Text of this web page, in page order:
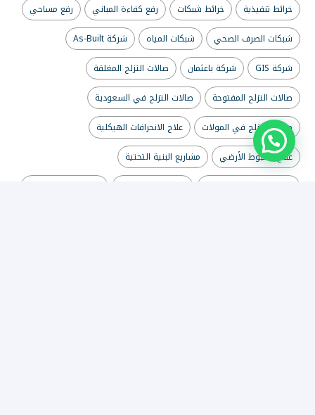
خرائط تنفيذية
خرائط شبكات رفع كفاءة المباني
رفع مساحي
شبكات الصرف الصحي
شبكات المياه
شركة As-Built
شركة GIS
شركة باعثمان
صالات التزلج المغلقة
صالات التزلج المفتوحة
صالات التزلج في السعودية
صالات التزلج في المولات
علاج الانحرافات الهيكلية
علاج الهبوط الأرضي
مشاريع البنية التحتية